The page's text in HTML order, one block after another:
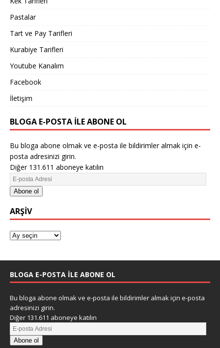
Pastalar
Tart ve Pay Tarifleri
Kurabiye Tarifleri
Youtube Kanalım
Facebook
İletişim
BLOGA E-POSTA ILE ABONE OL
Bu bloga abone olmak ve e-posta ile bildirimler almak için e-
posta adresinizi girin.
Diğer 131.611 aboneye katılın
Abone ol
ARŞIV
BLOGA E-POSTA ILE ABONE OL
Bu bloga abone olmak ve e-posta ile bildirimler almak için e-posta
adresinizi girin.
Diğer 131.611 aboneye katılın
Abone ol